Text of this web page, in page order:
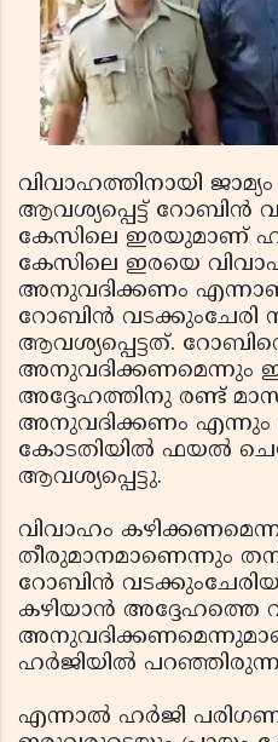
വിവാഹത്തിനായി
ആവശ്യപ്പെട്ട് റോബിന്‍
കേസിലെ ഇരയുമാണ്
കേസിലെ ഇരയെ
അനുവദിക്കണം
റോബിന്‍ വടക്കുംചേരി
ആവശ്യപ്പെട്ടത്.
അനുവദിക്കണമെന്നും
അദ്ദേഹത്തിനു രണ്ട്
അനുവദിക്കണം എന്നും
കോടതിയില്‍ ഫയല്‍
ആവശ്യപ്പെട്ടു.
വിവാഹം
തീരുമാനമാണെന്നും
റോബിന്‍
കഴിയാന്‍ അദ്ദേഹത്തെ
ഹര്‍ജിയില്‍
എന്നാല്‍ ഹര്‍ജി